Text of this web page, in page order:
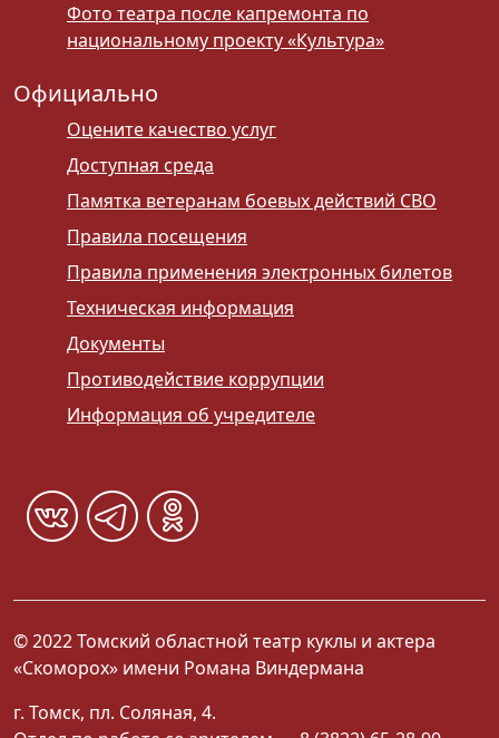
Фото театра после капремонта по
национальному проекту «Культура»
Официально
Оцените качество услуг
Доступная среда
Памятка ветеранам боевых действий СВО
Правила посещения
Правила применения электронных билетов
Техническая информация
Документы
Противодействие коррупции
Информация об учредителе
© 2022 Томский областной театр куклы и актера
«Скоморох» имени Романа Виндермана
г. Томск, пл. Соляная, 4.